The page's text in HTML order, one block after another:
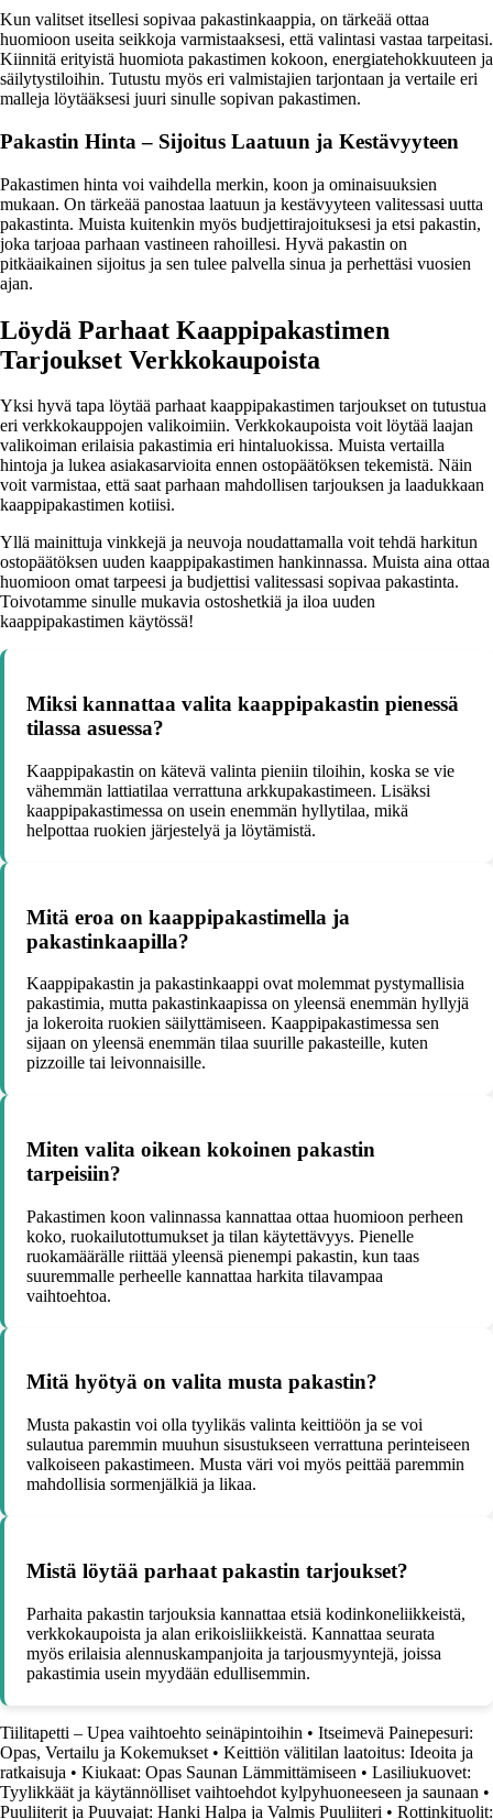
Kun valitset itsellesi sopivaa pakastinkaappia, on tärkeää ottaa
huomioon useita seikkoja varmistaaksesi, että valintasi vastaa tarpeitasi.
Kiinnitä erityistä huomiota pakastimen kokoon, energiatehokkuuteen ja
säilytystiloihin. Tutustu myös eri valmistajien tarjontaan ja vertaile eri
malleja löytääksesi juuri sinulle sopivan pakastimen.
Pakastin Hinta – Sijoitus Laatuun ja Kestävyyteen
Pakastimen hinta voi vaihdella merkin, koon ja ominaisuuksien
mukaan. On tärkeää panostaa laatuun ja kestävyyteen valitessasi uutta
pakastinta. Muista kuitenkin myös budjettirajoituksesi ja etsi pakastin,
joka tarjoaa parhaan vastineen rahoillesi. Hyvä pakastin on
pitkäaikainen sijoitus ja sen tulee palvella sinua ja perhettäsi vuosien
ajan.
Löydä Parhaat Kaappipakastimen
Tarjoukset Verkkokaupoista
Yksi hyvä tapa löytää parhaat kaappipakastimen tarjoukset on tutustua
eri verkkokauppojen valikoimiin. Verkkokaupoista voit löytää laajan
valikoiman erilaisia pakastimia eri hintaluokissa. Muista vertailla
hintoja ja lukea asiakasarvioita ennen ostopäätöksen tekemistä. Näin
voit varmistaa, että saat parhaan mahdollisen tarjouksen ja laadukkaan
kaappipakastimen kotiisi.
Yllä mainittuja vinkkejä ja neuvoja noudattamalla voit tehdä harkitun
ostopäätöksen uuden kaappipakastimen hankinnassa. Muista aina ottaa
huomioon omat tarpeesi ja budjettisi valitessasi sopivaa pakastinta.
Toivotamme sinulle mukavia ostoshetkiä ja iloa uuden
kaappipakastimen käytössä!
Miksi kannattaa valita kaappipakastin pienessä
tilassa asuessa?
Kaappipakastin on kätevä valinta pieniin tiloihin, koska se vie
vähemmän lattiatilaa verrattuna arkkupakastimeen. Lisäksi
kaappipakastimessa on usein enemmän hyllytilaa, mikä
helpottaa ruokien järjestelyä ja löytämistä.
Mitä eroa on kaappipakastimella ja
pakastinkaapilla?
Kaappipakastin ja pakastinkaappi ovat molemmat pystymallisia
pakastimia, mutta pakastinkaapissa on yleensä enemmän hyllyjä
ja lokeroita ruokien säilyttämiseen. Kaappipakastimessa sen
sijaan on yleensä enemmän tilaa suurille pakasteille, kuten
pizzoille tai leivonnaisille.
Miten valita oikean kokoinen pakastin
tarpeisiin?
Pakastimen koon valinnassa kannattaa ottaa huomioon perheen
koko, ruokailutottumukset ja tilan käytettävyys. Pienelle
ruokamäärälle riittää yleensä pienempi pakastin, kun taas
suuremmalle perheelle kannattaa harkita tilavampaa
vaihtoehtoa.
Mitä hyötyä on valita musta pakastin?
Musta pakastin voi olla tyylikäs valinta keittiöön ja se voi
sulautua paremmin muuhun sisustukseen verrattuna perinteiseen
valkoiseen pakastimeen. Musta väri voi myös peittää paremmin
mahdollisia sormenjälkiä ja likaa.
Mistä löytää parhaat pakastin tarjoukset?
Parhaita pakastin tarjouksia kannattaa etsiä kodinkoneliikkeistä,
verkkokaupoista ja alan erikoisliikkeistä. Kannattaa seurata
myös erilaisia alennuskampanjoita ja tarjousmyyntejä, joissa
pakastimia usein myydään edullisemmin.
Tiilitapetti – Upea vaihtoehto seinäpintoihin • Itseimevä Painepesuri:
Opas, Vertailu ja Kokemukset • Keittiön välitilan laatoitus: Ideoita ja
ratkaisuja • Kiukaat: Opas Saunan Lämmittämiseen • Lasiliukuovet:
Tyylikkäät ja käytännölliset vaihtoehdot kylpyhuoneeseen ja saunaan •
Puuliiterit ja Puuvajat: Hanki Halpa ja Valmis Puuliiteri • Rottinkituolit: